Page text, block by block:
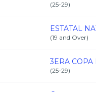
(25-29)
(19 and Over)
(25-29)